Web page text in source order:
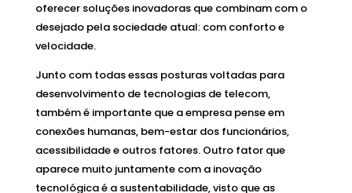
oferecer soluções inovadoras que combinam com o
desejado pela sociedade atual: com conforto e
velocidade.
Junto com todas essas posturas voltadas para
desenvolvimento de tecnologias de telecom,
também é importante que a empresa pense em
conexões humanas, bem-estar dos funcionários,
acessibilidade e outros fatores. Outro fator que
aparece muito juntamente com a inovação
tecnológica é a sustentabilidade, visto que as